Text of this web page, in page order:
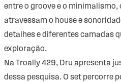
entre o groove e o minimalismo,
atravessam o house e
detalhes e diferentes camadas
exploração.
Na Troally 429, Dru apresenta
dessa pesquisa. O set percorre